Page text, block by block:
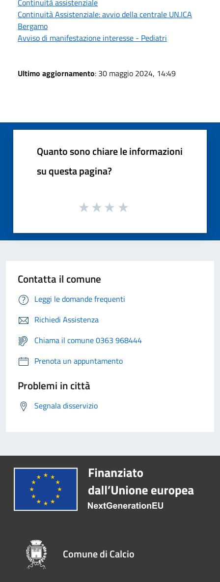
Continuità Assistenziale: avvio della centrale UN.ICA
Bergamo
Avviso di manifestazione interesse - Pediatri
Ultimo aggiornamento: 30 maggio 2024, 14:49
Quanto sono chiare le informazioni
su questa pagina?
Contatta il comune
Leggi le domande frequenti
Richiedi Assistenza
Chiama il comune 0363 968444
Prenota un appuntamento
Problemi in città
Segnala disservizio
Comune di Calcio